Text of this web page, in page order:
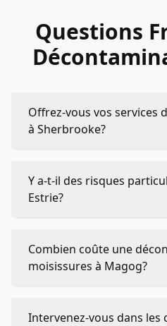
Questions
Offrez-vous vos services
à Sherbrooke?
Y a-t-il des risques
Estrie?
Combien coûte une
moisissures à Magog?
Intervenez-vous dans les